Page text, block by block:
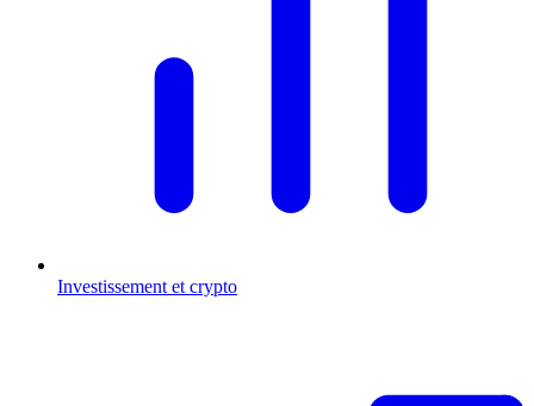
Investissement et crypto